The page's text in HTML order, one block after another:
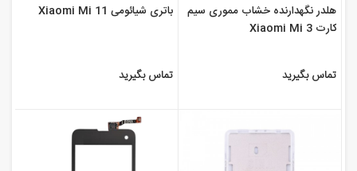
هلدر نگهدارنده خشاب مموری سیم
کارت Xiaomi Mi 3
تماس بگیرید
باتری شیائومی Xiaomi Mi 11
تماس بگیرید